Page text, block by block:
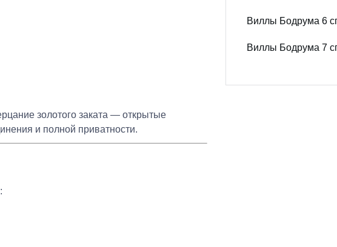
золотого заката — открытые
и полной приватности.
Виллы Бодрума 6
Виллы Бодрума 7